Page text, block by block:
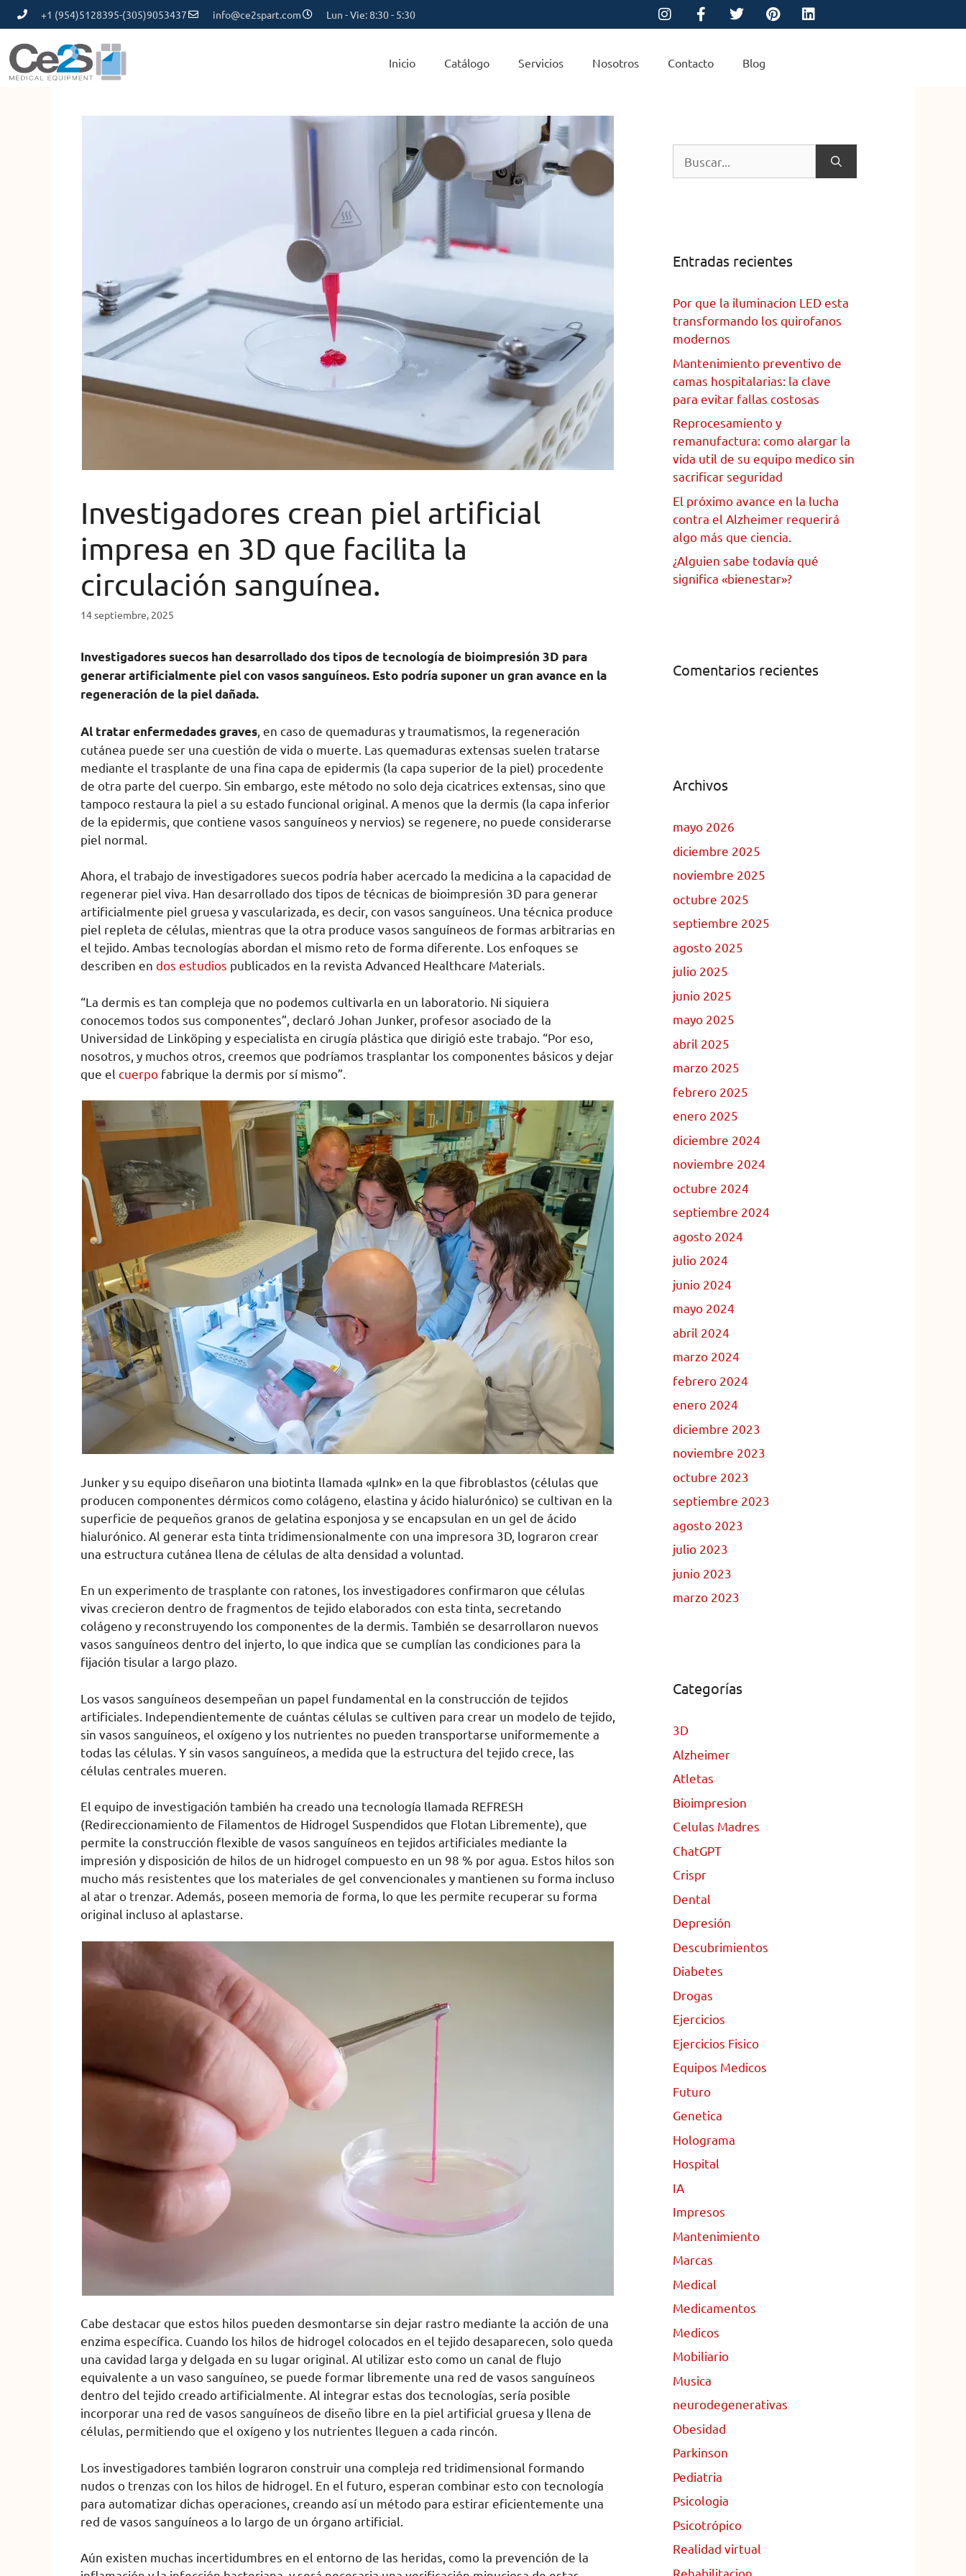
+1 (954)5128395-(305)9053437 info@ce2spart.com Lun - Vie: 8:30 - 5:30
Inicio Catálogo Servicios Nosotros Contacto Blog
Investigadores crean piel artificial
impresa en 3D que facilita la
circulación sanguínea.
14 septiembre, 2025
Investigadores suecos han desarrollado dos tipos de tecnología de bioimpresión 3D para
generar artificialmente piel con vasos sanguíneos. Esto podría suponer un gran avance en la
regeneración de la piel dañada.
Al tratar enfermedades graves , en caso de quemaduras y traumatismos, la regeneración
cutánea puede ser una cuestión de vida o muerte. Las quemaduras extensas suelen tratarse
mediante el trasplante de una fina capa de epidermis (la capa superior de la piel) procedente
de otra parte del cuerpo. Sin embargo, este método no solo deja cicatrices extensas, sino que
tampoco restaura la piel a su estado funcional original. A menos que la dermis (la capa inferior
de la epidermis, que contiene vasos sanguíneos y nervios) se regenere, no puede considerarse
piel normal.
Ahora, el trabajo de investigadores suecos podría haber acercado la medicina a la capacidad de
regenerar piel viva. Han desarrollado dos tipos de técnicas de bioimpresión 3D para generar
artificialmente piel gruesa y vascularizada, es decir, con vasos sanguíneos. Una técnica produce
piel repleta de células, mientras que la otra produce vasos sanguíneos de formas arbitrarias en
el tejido. Ambas tecnologías abordan el mismo reto de forma diferente. Los enfoques se
describen en dos estudios publicados en la revista Advanced Healthcare Materials.
“La dermis es tan compleja que no podemos cultivarla en un laboratorio. Ni siquiera
conocemos todos sus componentes”, declaró Johan Junker, profesor asociado de la
Universidad de Linköping y especialista en cirugía plástica que dirigió este trabajo. “Por eso,
nosotros, y muchos otros, creemos que podríamos trasplantar los componentes básicos y dejar
que el cuerpo fabrique la dermis por sí mismo”.
Junker y su equipo diseñaron una biotinta llamada «μInk» en la que fibroblastos (células que
producen componentes dérmicos como colágeno, elastina y ácido hialurónico) se cultivan en la
superficie de pequeños granos de gelatina esponjosa y se encapsulan en un gel de ácido
hialurónico. Al generar esta tinta tridimensionalmente con una impresora 3D, lograron crear
una estructura cutánea llena de células de alta densidad a voluntad.
En un experimento de trasplante con ratones, los investigadores confirmaron que células
vivas crecieron dentro de fragmentos de tejido elaborados con esta tinta, secretando
colágeno y reconstruyendo los componentes de la dermis. También se desarrollaron nuevos
vasos sanguíneos dentro del injerto, lo que indica que se cumplían las condiciones para la
fijación tisular a largo plazo.
Los vasos sanguíneos desempeñan un papel fundamental en la construcción de tejidos
artificiales. Independientemente de cuántas células se cultiven para crear un modelo de tejido,
sin vasos sanguíneos, el oxígeno y los nutrientes no pueden transportarse uniformemente a
todas las células. Y sin vasos sanguíneos, a medida que la estructura del tejido crece, las
células centrales mueren.
El equipo de investigación también ha creado una tecnología llamada REFRESH
(Redireccionamiento de Filamentos de Hidrogel Suspendidos que Flotan Libremente), que
permite la construcción flexible de vasos sanguíneos en tejidos artificiales mediante la
impresión y disposición de hilos de un hidrogel compuesto en un 98 % por agua. Estos hilos son
mucho más resistentes que los materiales de gel convencionales y mantienen su forma incluso
al atar o trenzar. Además, poseen memoria de forma, lo que les permite recuperar su forma
original incluso al aplastarse.
Cabe destacar que estos hilos pueden desmontarse sin dejar rastro mediante la acción de una
enzima específica. Cuando los hilos de hidrogel colocados en el tejido desaparecen, solo queda
una cavidad larga y delgada en su lugar original. Al utilizar esto como un canal de flujo
equivalente a un vaso sanguíneo, se puede formar libremente una red de vasos sanguíneos
dentro del tejido creado artificialmente. Al integrar estas dos tecnologías, sería posible
incorporar una red de vasos sanguíneos de diseño libre en la piel artificial gruesa y llena de
células, permitiendo que el oxígeno y los nutrientes lleguen a cada rincón.
Los investigadores también lograron construir una compleja red tridimensional formando
nudos o trenzas con los hilos de hidrogel. En el futuro, esperan combinar esto con tecnología
para automatizar dichas operaciones, creando así un método para estirar eficientemente una
red de vasos sanguíneos a lo largo de un órgano artificial.
Aún existen muchas incertidumbres en el entorno de las heridas, como la prevención de la
Entradas recientes
Por que la iluminacion LED esta
transformando los quirofanos
modernos
Mantenimiento preventivo de
camas hospitalarias: la clave
para evitar fallas costosas
Reprocesamiento y
remanufactura: como alargar la
vida util de su equipo medico sin
sacrificar seguridad
El próximo avance en la lucha
contra el Alzheimer requerirá
algo más que ciencia.
¿Alguien sabe todavía qué
significa «bienestar»?
Comentarios recientes
Archivos
mayo 2026
diciembre 2025
noviembre 2025
octubre 2025
septiembre 2025
agosto 2025
julio 2025
junio 2025
mayo 2025
abril 2025
marzo 2025
febrero 2025
enero 2025
diciembre 2024
noviembre 2024
octubre 2024
septiembre 2024
agosto 2024
julio 2024
junio 2024
mayo 2024
abril 2024
marzo 2024
febrero 2024
enero 2024
diciembre 2023
noviembre 2023
octubre 2023
septiembre 2023
agosto 2023
julio 2023
junio 2023
marzo 2023
Categorías
3D
Alzheimer
Atletas
Bioimpresion
Celulas Madres
ChatGPT
Crispr
Dental
Depresión
Descubrimientos
Diabetes
Drogas
Ejercicios
Ejercicios Fisico
Equipos Medicos
Futuro
Genetica
Holograma
Hospital
IA
Impresos
Mantenimiento
Marcas
Medical
Medicamentos
Medicos
Mobiliario
Musica
neurodegenerativas
Obesidad
Parkinson
Pediatria
Psicologia
Psicotrópico
Realidad virtual
Rehabilitacion